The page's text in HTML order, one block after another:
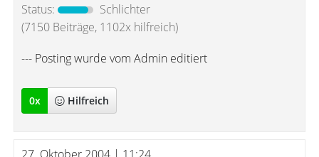
Status:
Schlichter
(7150 Beiträge, 1102x hilfreich)
--- Posting wurde vom Admin editiert
0x Hilfreich